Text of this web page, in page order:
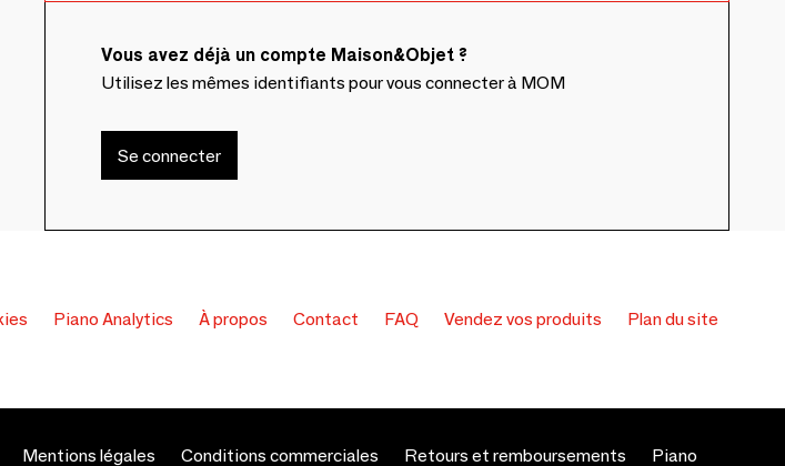
Vous avez déjà un compte Maison&Objet ?
Utilisez les mêmes identifiants pour vous connecter à MOM
Se connecter
Piano Analytics À propos Contact FAQ Vendez vos produits Plan du site
Mentions légales Conditions commerciales Retours et remboursements Piano